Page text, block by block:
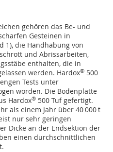
gehören das Be- und
Gesteinen in
1), die Handhabung von
und Abrissarbeiten,
enthalten, die in
werden. Hardox® 500
Tests unter
worden. Die Bodenplatte
Hardox® 500 Tuf gefertigt.
als einem Jahr über 40 000 t
nur sehr geringen
Dicke an der Endsektion der
einen durchschnittlichen